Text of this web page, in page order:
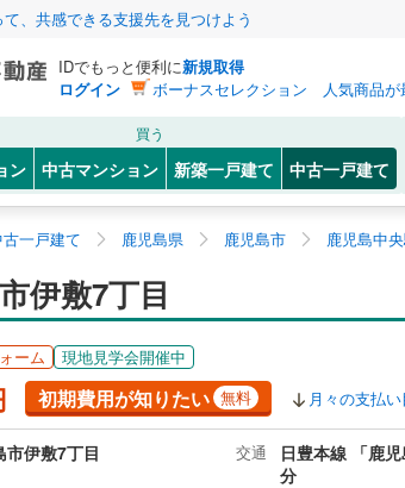
、共感できる支援先を見つけよう
IDでもっと便利に新規取得
ログイン
ボーナスセレクション 人気商品が
買う
ン 中古マンション 新築一戸建て 中古一戸建て
一戸建て 鹿児島県 鹿児島市 鹿児島中
伊敷7丁目
ーム 現地見学会開催中
初期費用が知りたい 無料 月々の支払
市伊敷7丁目 交通
日豊本線 「鹿
分